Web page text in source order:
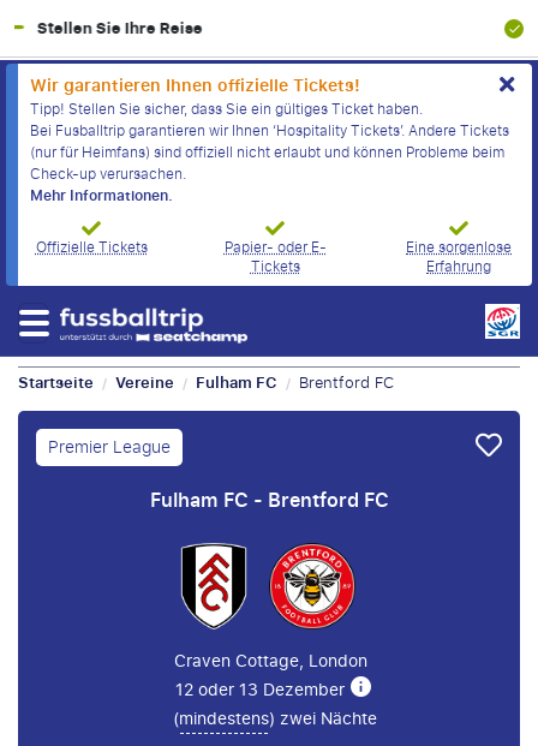
100% Finanzielle Absicherung
Wir garantieren Ihnen offizielle Tickets!
Tipp! Stellen Sie sicher, dass Sie ein gültiges Ticket haben.
Bei Fusballtrip garantieren wir Ihnen ‘Hospitality Tickets’. Andere Tickets
(nur für Heimfans) sind offiziell nicht erlaubt und können Probleme beim
Check-up verursachen.
Mehr Informationen.
Offizielle Tickets
Papier- oder E-
Tickets
Eine sorgenlose
Erfahrung
Startseite / Vereine / Fulham FC / Brentford FC
Premier League
Fulham FC - Brentford FC
Craven Cottage, London
12 oder 13 Dezember
(mindestens) zwei Nächte